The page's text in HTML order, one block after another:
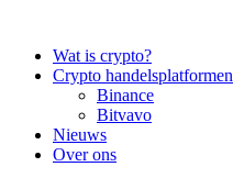
Wat is crypto?
Crypto handelsplatformen
Binance
Bitvavo
Nieuws
Over ons